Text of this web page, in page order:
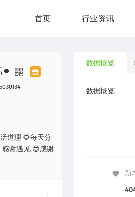
首页 行业资讯
道理 🌻每天分
谢遇见 😍感谢
数据概览
数据概览
新